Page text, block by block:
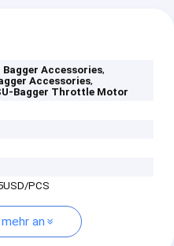
Bagger Accessories,
Accessories,
Bagger Throttle Motor
PCS
an